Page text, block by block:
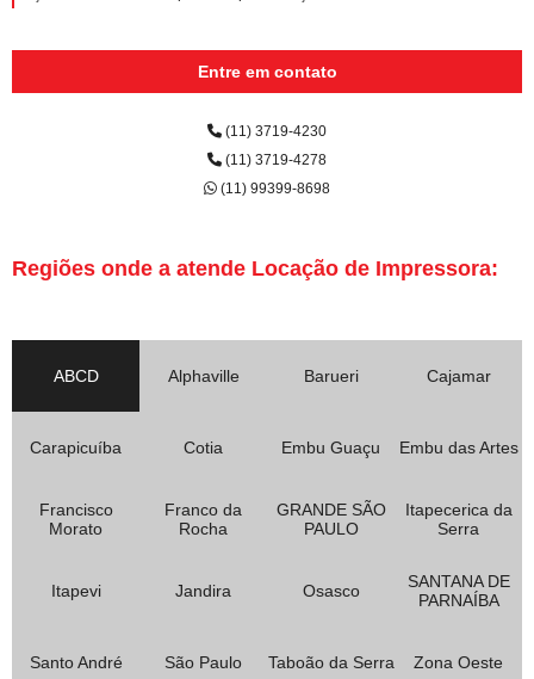
Entre em contato
(11) 3719-4230
(11) 3719-4278
(11) 99399-8698
Regiões onde a atende Locação de Impressora:
ABCD Alphaville Barueri Cajamar
Carapicuíba Cotia Embu Guaçu Embu das Artes
Francisco
Morato
Franco da
Rocha
GRANDE SÃO
PAULO
Itapecerica da
Serra
Itapevi Jandira Osasco
SANTANA DE
PARNAÍBA
Santo André São Paulo Taboão da Serra Zona Oeste